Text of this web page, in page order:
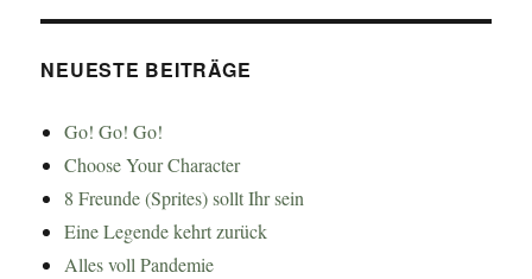
NEUESTE BEITRÄGE
Go! Go! Go!
Choose Your Character
8 Freunde (Sprites) sollt Ihr sein
Eine Legende kehrt zurück
Alles voll Pandemie